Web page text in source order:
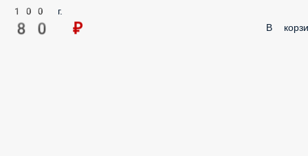
100 г.
80 ₽ В